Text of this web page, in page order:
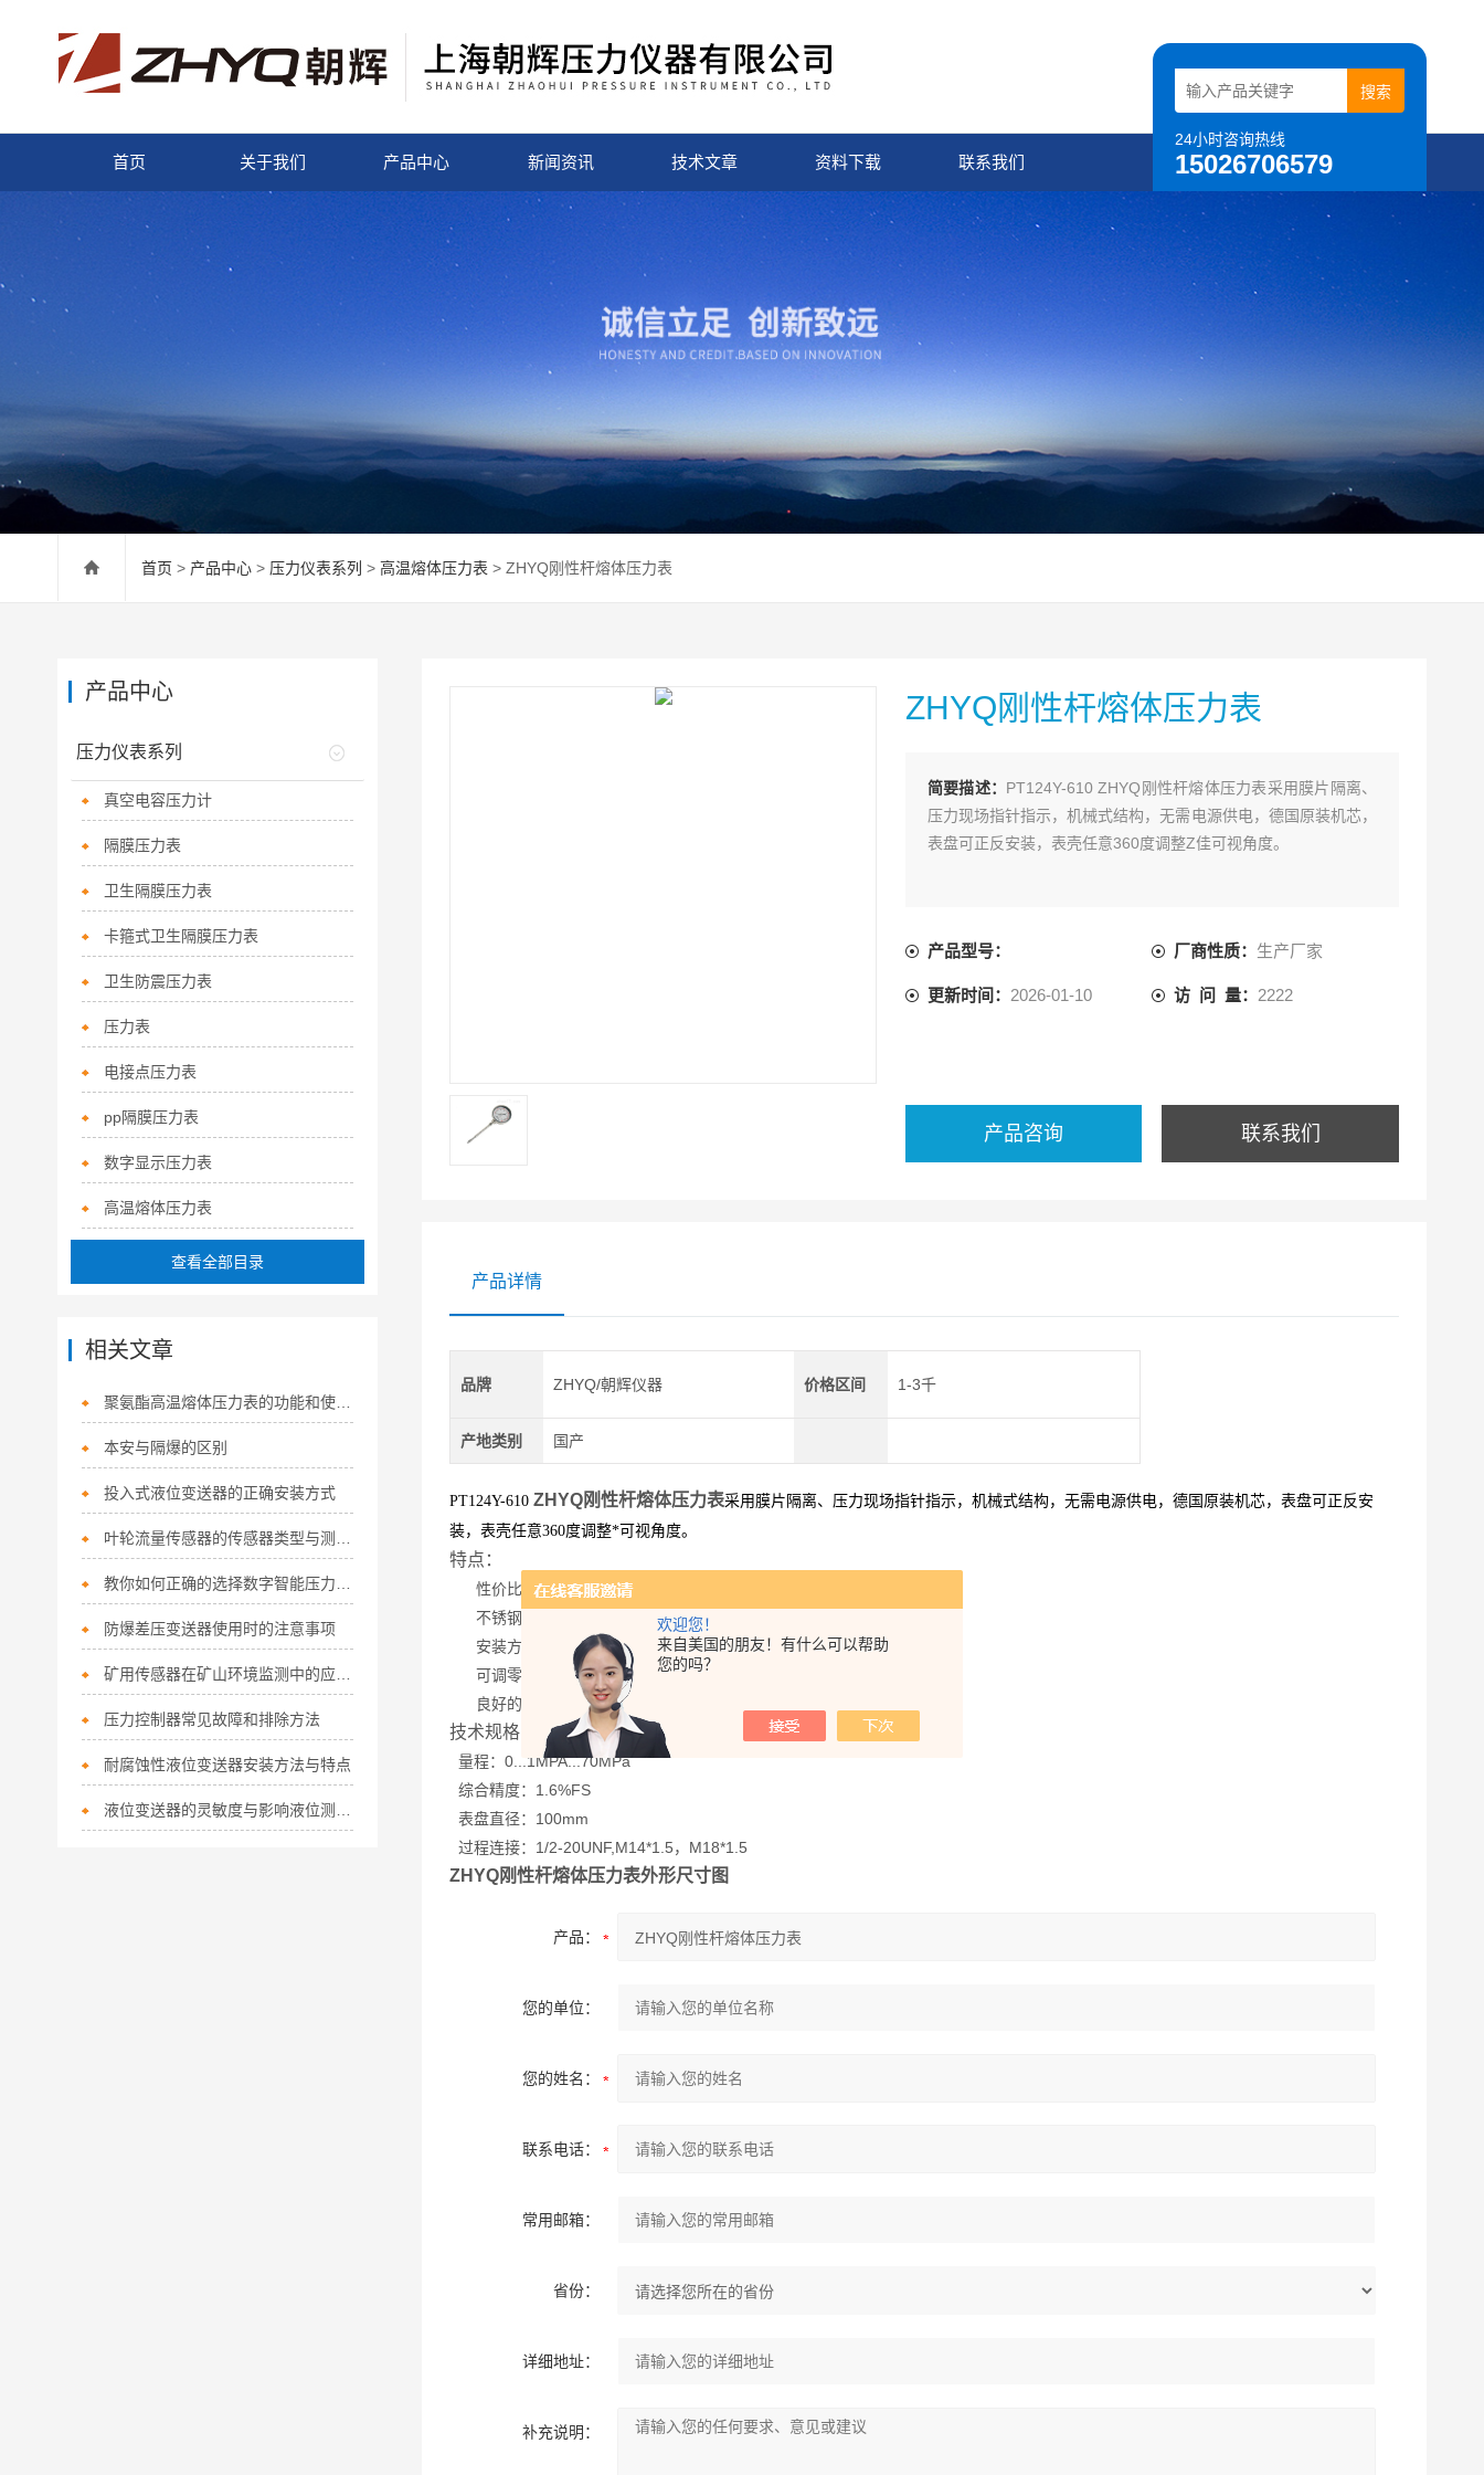
欢迎您！
来自美国的朋友！有什么可以帮助
您的吗？
24小时咨询热线
15026706579
首页 关于我们 产品中心 新闻资讯 技术文章 资料下载 联系我们
首页 > 产品中心 > 压力仪表系列 > 高温熔体压力表 > ZHYQ刚性杆熔体压力表
ZHYQ刚性杆熔体压力表
简要描述： PT124Y-610 ZHYQ刚性杆熔体压力表采用膜片隔离、
压力现场指针指示，机械式结构，无需电源供电，德国原装机芯，
表盘可正反安装，表壳任意360度调整Z佳可视角度。
产品型号： 厂商性质： 生产厂家
更新时间： 2026-01-10 访 问 量： 2222
产品咨询 联系我们
产品详情
品牌 ZHYQ/朝辉仪器 价格区间 1-3千
产地类别 国产
PT124Y-610 ZHYQ刚性杆熔体压力表采用膜片隔离、压力现场指针指示，机械式结构，无需电源供电，德国原装机芯，表盘可正反安
装，表壳任意360度调整*可视角度。
特点：
性价比高
不锈钢封装
安装方便
可调零
良好的稳定性和重复性
技术规格：
量程：0...1MPA...70MPa
综合精度：1.6%FS
表盘直径：100mm
过程连接：1/2-20UNF,M14*1.5，M18*1.5
ZHYQ刚性杆熔体压力表外形尺寸图
产品：
您的单位：
您的姓名：
联系电话：
常用邮箱：
省份：
详细地址：
补充说明：
产品中心
压力仪表系列
真空电容压力计
隔膜压力表
卫生隔膜压力表
卡箍式卫生隔膜压力表
卫生防震压力表
压力表
电接点压力表
pp隔膜压力表
数字显示压力表
高温熔体压力表
查看全部目录
相关文章
聚氨酯高温熔体压力表的功能和使用注意点
本安与隔爆的区别
投入式液位变送器的正确安装方式
防爆差压变送器使用时的注意事项
矿用传感器在矿山环境监测中的应用实践
压力控制器常见故障和排除方法
耐腐蚀性液位变送器安装方法与特点